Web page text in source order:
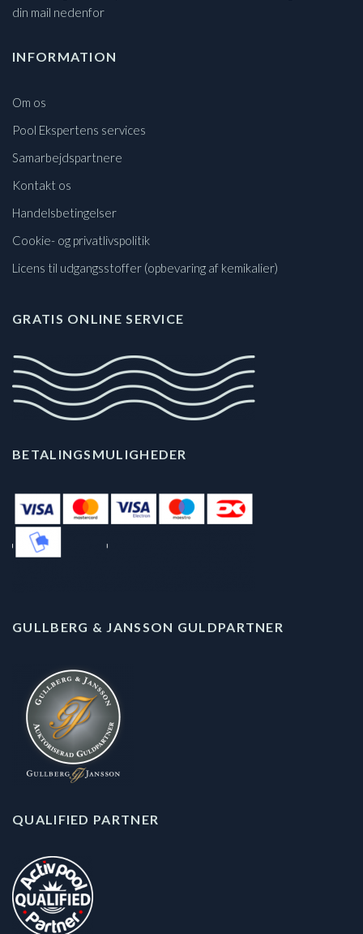
din mail nedenfor
INFORMATION
Om os
Pool Ekspertens services
Samarbejdspartnere
Kontakt os
Handelsbetingelser
Cookie- og privatlivspolitik
Licens til udgangsstoffer (opbevaring af kemikalier)
GRATIS ONLINE SERVICE
BETALINGSMULIGHEDER
GULLBERG & JANSSON GULDPARTNER
QUALIFIED PARTNER